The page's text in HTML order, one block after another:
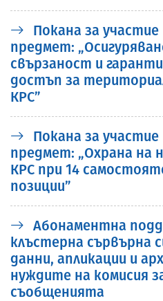
Покана за
предмет:
свързаност и
достъп за
КРС”
Покана за
предмет: „Охрана на
КРС при 14
позиции”
Aбонаментна
клъстерна сървърна
данни, апликации и
нуждите на комисия
съобщенията